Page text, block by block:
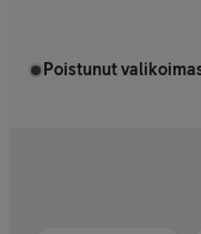
Poistunut